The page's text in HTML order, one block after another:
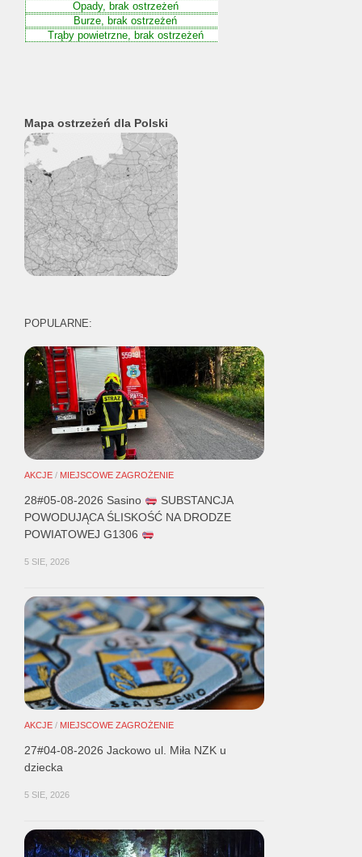
Mapa ostrzeżeń dla Polski
POPULARNE:
AKCJE / MIEJSCOWE ZAGROŻENIE
28#05-08-2026 Sasino
SUBSTANCJA
POWODUJĄCA ŚLISKOŚĆ NA DRODZE
POWIATOWEJ G1306
5 SIE, 2026
AKCJE / MIEJSCOWE ZAGROŻENIE
27#04-08-2026 Jackowo ul. Miła NZK u
dziecka
5 SIE, 2026